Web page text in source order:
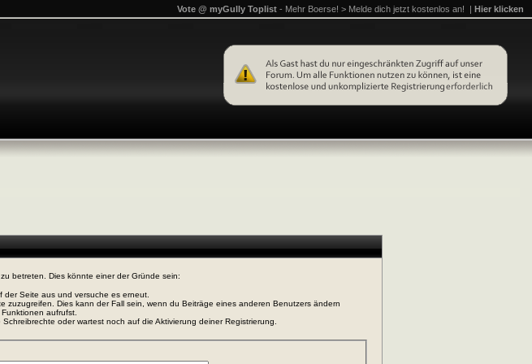
Vote @ myGully Toplist - Mehr Boerse! > Melde dich jetzt kostenlos an! | Hier klicken
betreten. Dies könnte einer der Gründe sein:
der Seite aus und versuche es erneut.
zuzugreifen. Dies kann der Fall sein, wenn du Beiträge eines anderen Benutzers ändern
aufrufst.
oder wartest noch auf die Aktivierung deiner Registrierung.